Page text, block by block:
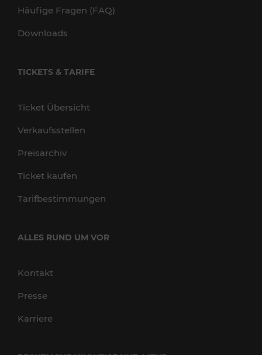
Häufige Fragen (FAQ)
Downloads
TICKETS & TARIFE
Ticket Übersicht
Verkaufsstellen
Preisarchiv
Ticket kaufen
Tarifbestimmungen
ALLES RUND UM VOR
Kontakt
Presse
Karriere